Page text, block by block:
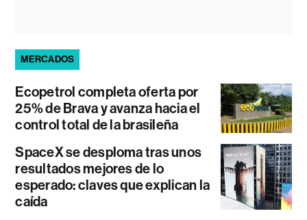
MERCADOS
Ecopetrol completa oferta por
25% de Brava y avanza hacia el
control total de la brasileña
SpaceX se desploma tras unos
resultados mejores de lo
esperado: claves que explican la
caída